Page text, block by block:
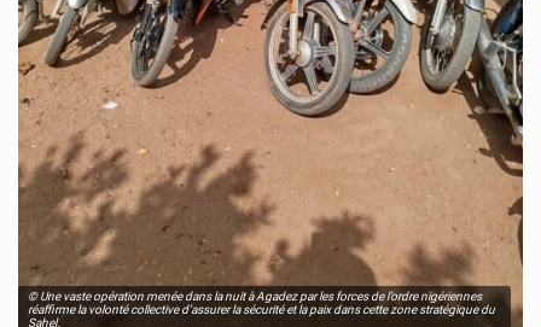
© Une vaste opération menée dans la nuit à Agadez par les forces de l’ordre nigériennes
réaffirme la volonté collective d’assurer la sécurité et la paix dans cette zone stratégique du
Sahel.